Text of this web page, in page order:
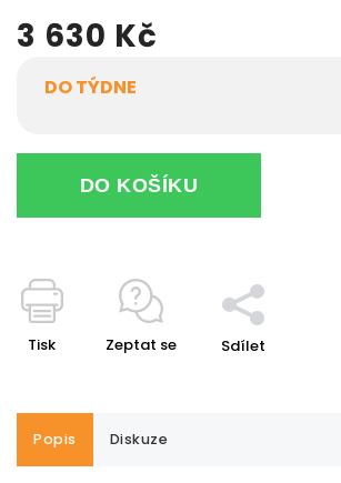
3 630 Kč
DO TÝDNE
DO KOŠÍKU
Tisk Zeptat se Sdílet
Popis Diskuze